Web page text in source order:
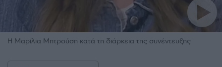
Η Μαρίλια Μητρούση κατά τη διάρκεια της συνέντευξης